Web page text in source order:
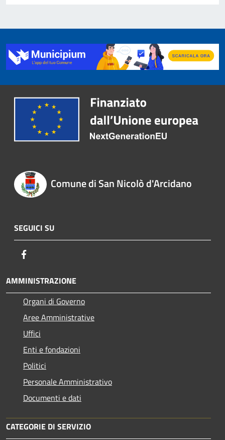
Comune di San Nicolò d'Arcidano
SEGUICI SU
AMMINISTRAZIONE
Organi di Governo
Aree Amministrative
Uffici
Enti e fondazioni
Politici
Personale Amministrativo
Documenti e dati
CATEGORIE DI SERVIZIO